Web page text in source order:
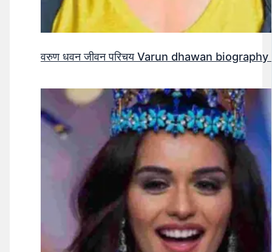
वरुण धवन जीवन परिचय Varun dhawan